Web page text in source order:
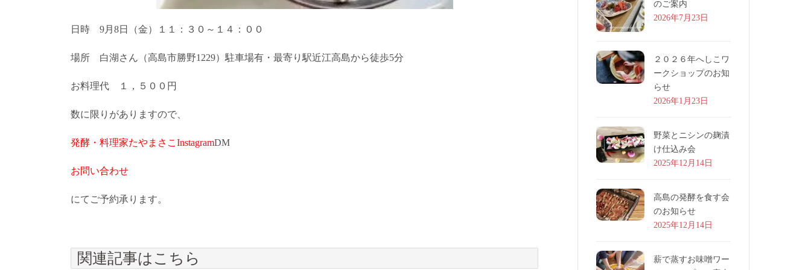
日時 9月8日（金）１１：３０～１４：００
場所 白湖さん（高島市勝野1229）駐車場有・最寄り駅近江高島から徒歩5分
お料理代 １，５００円
数に限りがありますので、
発酵・料理家たやまさこInstagramDM
お問い合わせ
にてご予約承ります。
関連記事はこちら
のご案内
2026年7月23日
２０２６年へしこワ
ークショップのお知
らせ
2026年1月23日
野菜とニシンの麹漬
け仕込み会
2025年12月14日
高島の発酵を食す会
のお知らせ
2025年12月14日
薪で蒸すお味噌ワー